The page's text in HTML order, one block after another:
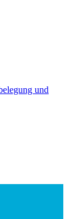
und